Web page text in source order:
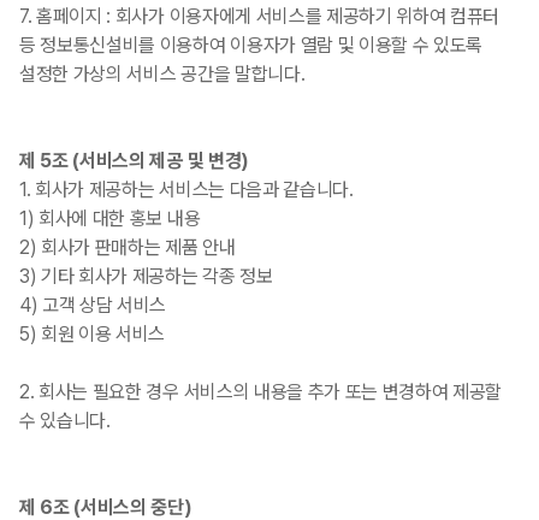
7. 홈페이지 : 회사가 이용자에게 서비스를 제공하기 위하여 컴퓨터
등 정보통신설비를 이용하여 이용자가 열람 및 이용할 수 있도록
설정한 가상의 서비스 공간을 말합니다.
제 5조 (서비스의 제공 및 변경)
1. 회사가 제공하는 서비스는 다음과 같습니다.
1) 회사에 대한 홍보 내용
2) 회사가 판매하는 제품 안내
3) 기타 회사가 제공하는 각종 정보
4) 고객 상담 서비스
5) 회원 이용 서비스
2. 회사는 필요한 경우 서비스의 내용을 추가 또는 변경하여 제공할
수 있습니다.
제 6조 (서비스의 중단)